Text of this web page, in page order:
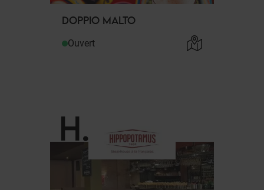
DOPPIO MALTO
Ouvert
H.